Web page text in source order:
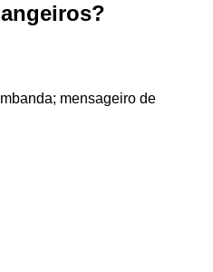
mensageiro de